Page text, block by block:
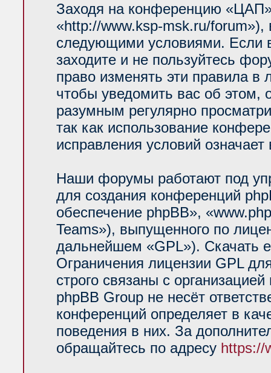
Заходя на конференцию
«http://www.ksp-msk.ru/forum»),
следующими условиями. Если
заходите и не пользуйтесь
право изменять эти правила
чтобы уведомить вас об
разумным регулярно
так как использование
исправления условий
Наши форумы работают под
для создания конференций
обеспечение phpBB»,
Teams»), выпущенного по
дальнейшем «GPL»). Скачать
Ограничения лицензии GPL
строго связаны с
phpBB Group не несёт
конференций определяет в
поведения в них. За
обращайтесь по адресу https://